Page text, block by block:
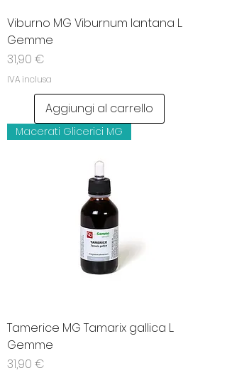
Viburno MG Viburnum lantana L.
Gemme
Prezzo
31,90 €
IVA inclusa
Aggiungi al carrello
Macerati Glicerici MG
Tamerice MG Tamarix gallica L.
Gemme
Prezzo
31,90 €